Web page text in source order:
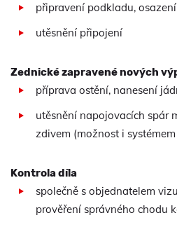
připravení podkladu,
utěsnění připojení
Zednické zapravené nových
příprava ostění, nanesení
utěsnění napojovacích spár
zdivem (možnost i systémem
Kontrola díla
společně s objednatelem
prověření správného chodu